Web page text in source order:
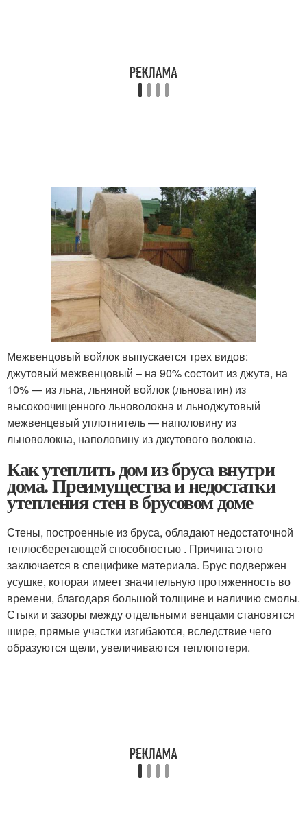
Межвенцовый войлок выпускается трех видов:
джутовый межвенцовый – на 90% состоит из джута, на
10% — из льна, льняной войлок (льноватин) из
высокоочищенного льноволокна и льноджутовый
межвенцевый уплотнитель — наполовину из
льноволокна, наполовину из джутового волокна.
Как утеплить дом из бруса внутри
дома. Преимущества и недостатки
утепления стен в брусовом доме
Стены, построенные из бруса, обладают недостаточной
теплосберегающей способностью . Причина этого
заключается в специфике материала. Брус подвержен
усушке, которая имеет значительную протяженность во
времени, благодаря большой толщине и наличию смолы.
Стыки и зазоры между отдельными венцами становятся
шире, прямые участки изгибаются, вследствие чего
образуются щели, увеличиваются теплопотери.